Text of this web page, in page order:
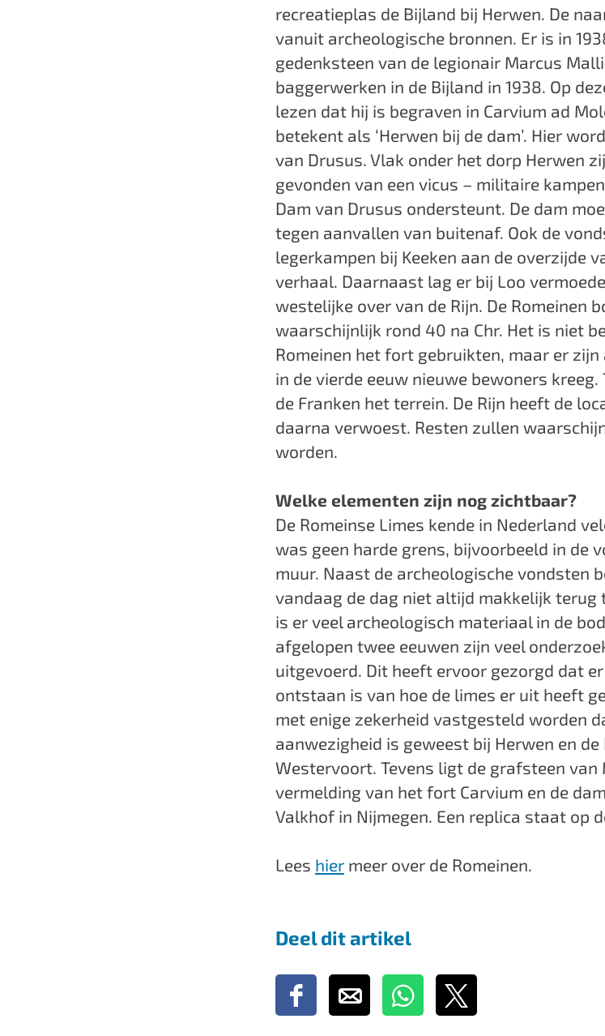
recreatieplas de Bijland bij Herwen. De
vanuit archeologische bronnen. Er is in
gedenksteen van de legionair Marcus
baggerwerken in de Bijland in 1938. Op
lezen dat hij is begraven in Carvium ad
betekent als ‘Herwen bij de dam’. Hier
van Drusus. Vlak onder het dorp Herwen
gevonden van een vicus – militaire
Dam van Drusus ondersteunt. De dam
tegen aanvallen van buitenaf. Ook de
legerkampen bij Keeken aan de overzijde
verhaal. Daarnaast lag er bij Loo
westelijke over van de Rijn. De Romeinen
waarschijnlijk rond 40 na Chr. Het is niet
Romeinen het fort gebruikten, maar er
in de vierde eeuw nieuwe bewoners
de Franken het terrein. De Rijn heeft de
daarna verwoest. Resten zullen
worden.
Welke elementen zijn nog zichtbaar?
De Romeinse Limes kende in Nederland
was geen harde grens, bijvoorbeeld in de
muur. Naast de archeologische vondsten
vandaag de dag niet altijd makkelijk terug
is er veel archeologisch materiaal in de
afgelopen twee eeuwen zijn veel
uitgevoerd. Dit heeft ervoor gezorgd dat
ontstaan is van hoe de limes er uit heeft
met enige zekerheid vastgesteld worden
aanwezigheid is geweest bij Herwen en de
Westervoort. Tevens ligt de grafsteen
vermelding van het fort Carvium en de
Valkhof in Nijmegen. Een replica staat op
Lees hier meer over de Romeinen.
Deel dit artikel
D
D
D
D